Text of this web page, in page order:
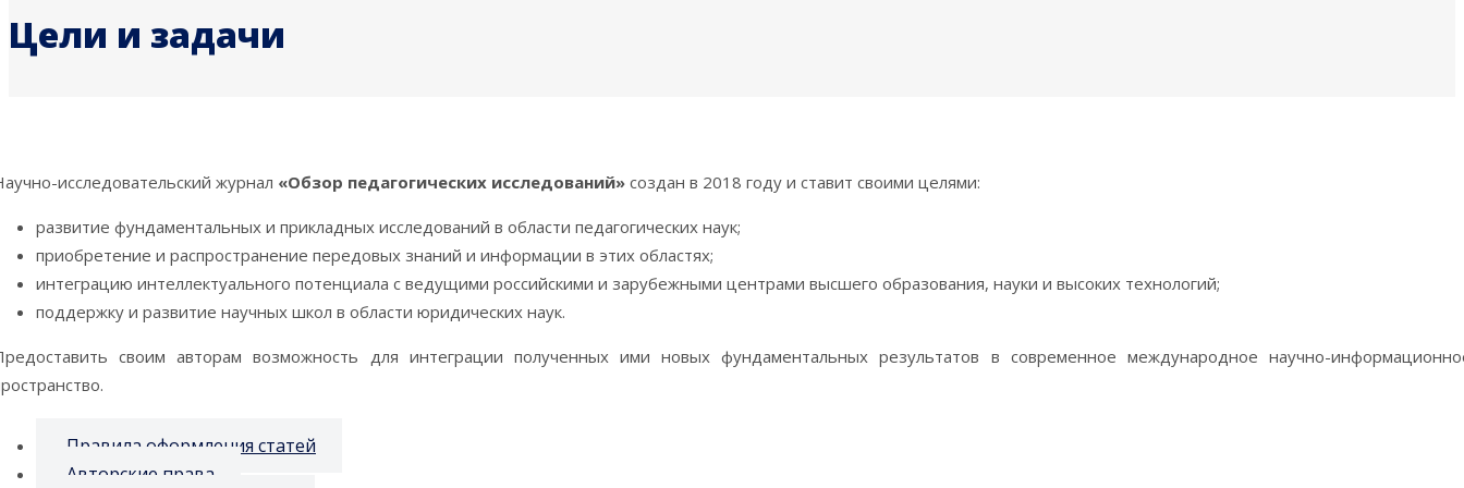
Цели и задачи
исследовательский журнал «Обзор педагогических исследований» создан в 2018 году и ставит своими целями:
развитие фундаментальных и прикладных исследований в области педагогических наук;
приобретение и распространение передовых знаний и информации в этих областях;
интеграцию интеллектуального потенциала с ведущими российскими и зарубежными центрами высшего образования, науки и высоких технологий;
поддержку и развитие научных школ в области юридических наук.
своим авторам возможность для интеграции полученных ими новых фундаментальных результатов в современное международное научно-
Правила оформления статей
Авторские права